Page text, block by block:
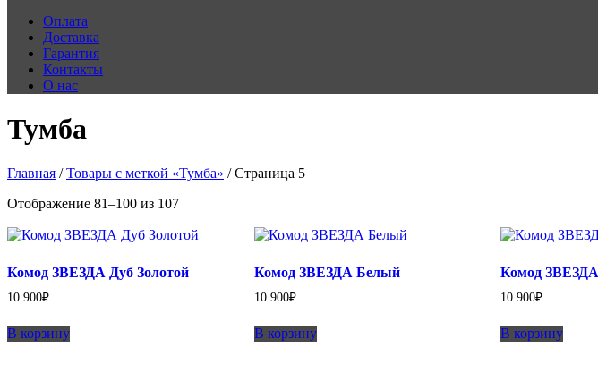
Оплата
Доставка
Гарантия
Контакты
О нас
Тумба
Главная /Товары с меткой «Тумба» / Страница 5
Отображение 81–100 из 107Сортировка:
недавние
Комод ЗВЕЗДА Дуб Золотой
10 900₽
В корзину
Комод ЗВЕЗДА Белый
10 900₽
В корзину
Комод
10 900₽
В корзину